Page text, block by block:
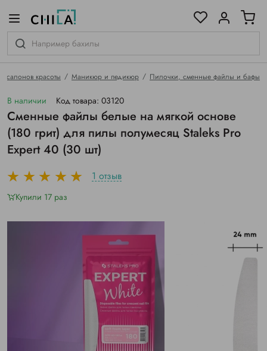
салонов красоты Маникюр и педикюр Пилочки, сменные файлы и бафы
В наличии Код товара: 03120
Сменные файлы белые на мягкой основе
(180 грит) для пилы полумесяц Staleks Pro
Expert 40 (30 шт)
1 отзыв
Купили 17 раз
гамме